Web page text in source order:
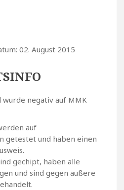
02. August 2015
negativ auf MMK
auf
getestet und haben einen
gechipt, haben alle
und sind gegen äußere